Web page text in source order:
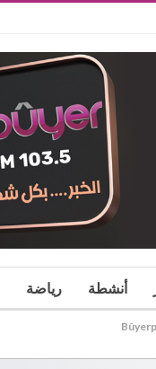
أنشطة رياضة